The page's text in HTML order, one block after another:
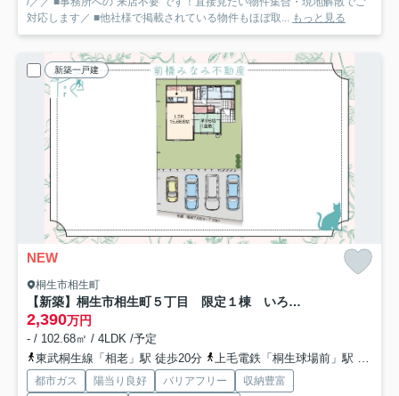
対応します／ ■他社様で掲載されている物件もほぼ取...
もっと見る
新築一戸建
NEW
桐生市相生町
【新築】桐生市相生町５丁目 限定１棟 いろどりアイタウン 新築建売
2,390万円
- / 102.68㎡ / 4LDK /予定
東武桐生線「相老」駅 徒歩20分
上毛電鉄「桐生球場前」駅 徒歩17分
都市ガス 陽当り良好 バリアフリー
収納豊富